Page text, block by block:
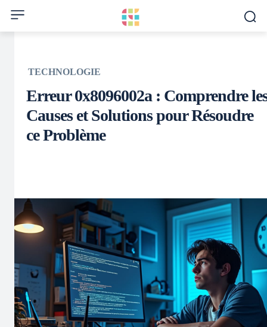
TECHNOLOGIE
Erreur 0x8096002a : Comprendre
Causes et Solutions pour Résoudre
ce Problème